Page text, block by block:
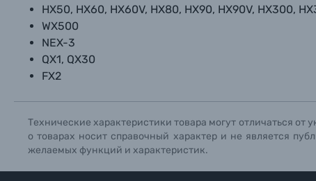
HX50, HX60, HX60V, HX80, HX90, HX90V, HX300,
WX500
NEX-3
QX1, QX30
FX2
Технические характеристики товара могут отличаться
о товарах носит справочный характер и не является
желаемых функций и характеристик.